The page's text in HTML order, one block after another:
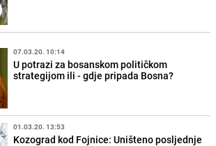
07.03.20. 10:14
U potrazi za bosanskom političkom
strategijom ili - gdje pripada Bosna?
01.03.20. 13:53
Kozograd kod Fojnice: Uništeno posljednje